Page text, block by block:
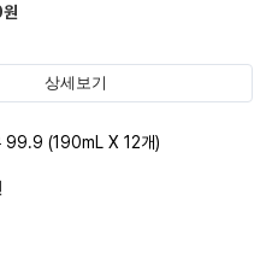
원
상세보기
99.9 (190mL X 12개)